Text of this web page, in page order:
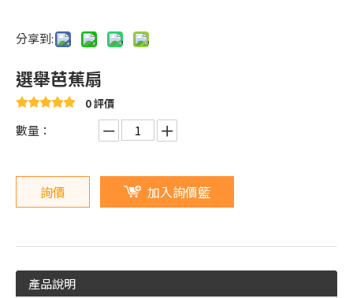
分享到:
選舉芭蕉扇
0 評價
數量：
詢價 加入詢價籃
產品說明